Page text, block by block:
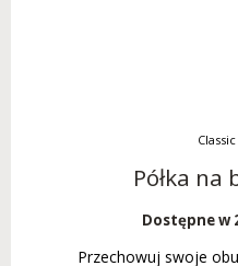
Półka na
Dostępne w
Przechowuj swoje